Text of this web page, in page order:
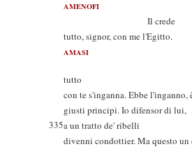
AMENOFI
Il crede
tutto, signor, con me l'Egitto.
AMASI
tutto
con te s'inganna. Ebbe l'inganno,
giusti principi. Io difensor di lui,
335a un tratto de' ribelli
divenni condottier. Ma questo un